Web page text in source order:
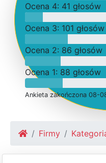
Ocena 4: 41 głosów
Ocena 3: 101 głosów
Ocena 2: 86 głosów
Ocena 1: 88 głosów
Ankieta zakończona 08-
Firmy